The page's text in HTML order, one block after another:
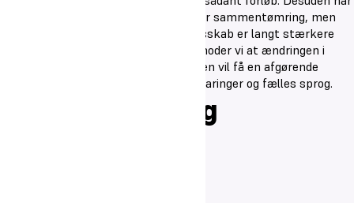
APV-processer synliggjort behovet for sammentømring, men
også peget på, at det kollegiale fællesskab er langt stærkere
end det tidligere har været. Også formoder vi at ændringen i
personalestrukturen på kostafdelingen vil få en afgørende
betydning: i opbygningen af fælles erfaringer og fælles sprog.
Faglig udvikling